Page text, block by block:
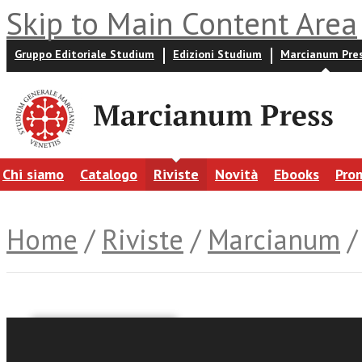
Skip to Main Content Area
Gruppo Editoriale Studium Edizioni Studium Marcianum
Chi siamo Catalogo Riviste Novità Ebooks
Home / Riviste / Marcianum /